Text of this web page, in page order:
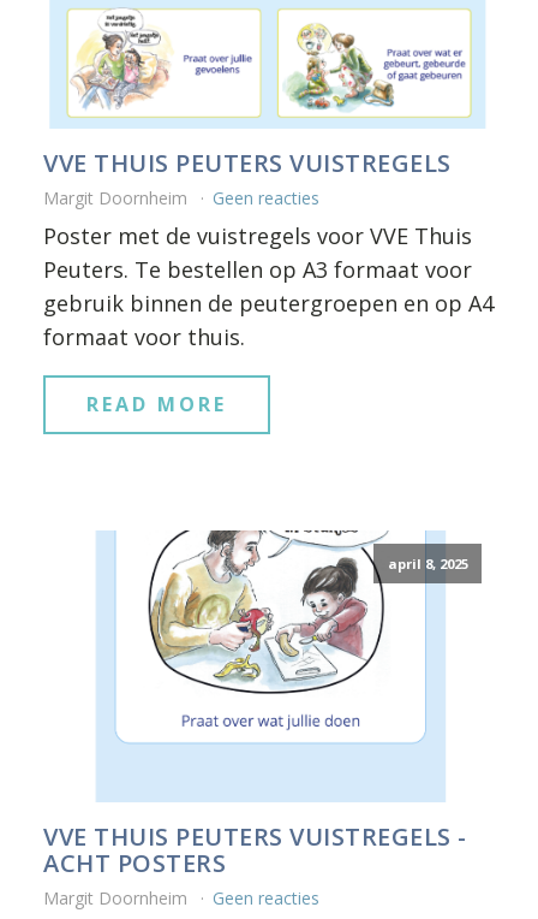
VVE THUIS PEUTERS VUISTREGELS
Margit Doornheim Geen reacties
Poster met de vuistregels voor VVE Thuis
Peuters. Te bestellen op A3 formaat voor
gebruik binnen de peutergroepen en op A4
formaat voor thuis.
READ MORE
april 8, 2025
VVE THUIS PEUTERS VUISTREGELS -
ACHT POSTERS
Margit Doornheim Geen reacties